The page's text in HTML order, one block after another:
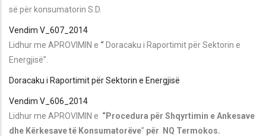
së për konsumatorin S.D.
Vendim V_607_2014
Lidhur me APROVIMIN e “Doracaku i Raportimit për Sektorin e
Energjisë”.
Doracaku i Raportimit për Sektorin e Energjisë
Vendim V_606_2014
Lidhur me APROVIMIN e “Procedura për Shqyrtimin e Ankesave
dhe Kërkesave të Konsumatorëve” për NQ Termokos.